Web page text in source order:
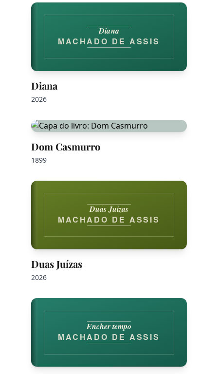
Diana
MACHADO DE ASSIS
Diana
2026
Dom Casmurro
1899
Duas Juízas
MACHADO DE ASSIS
Duas Juízas
2026
Encher tempo
MACHADO DE ASSIS